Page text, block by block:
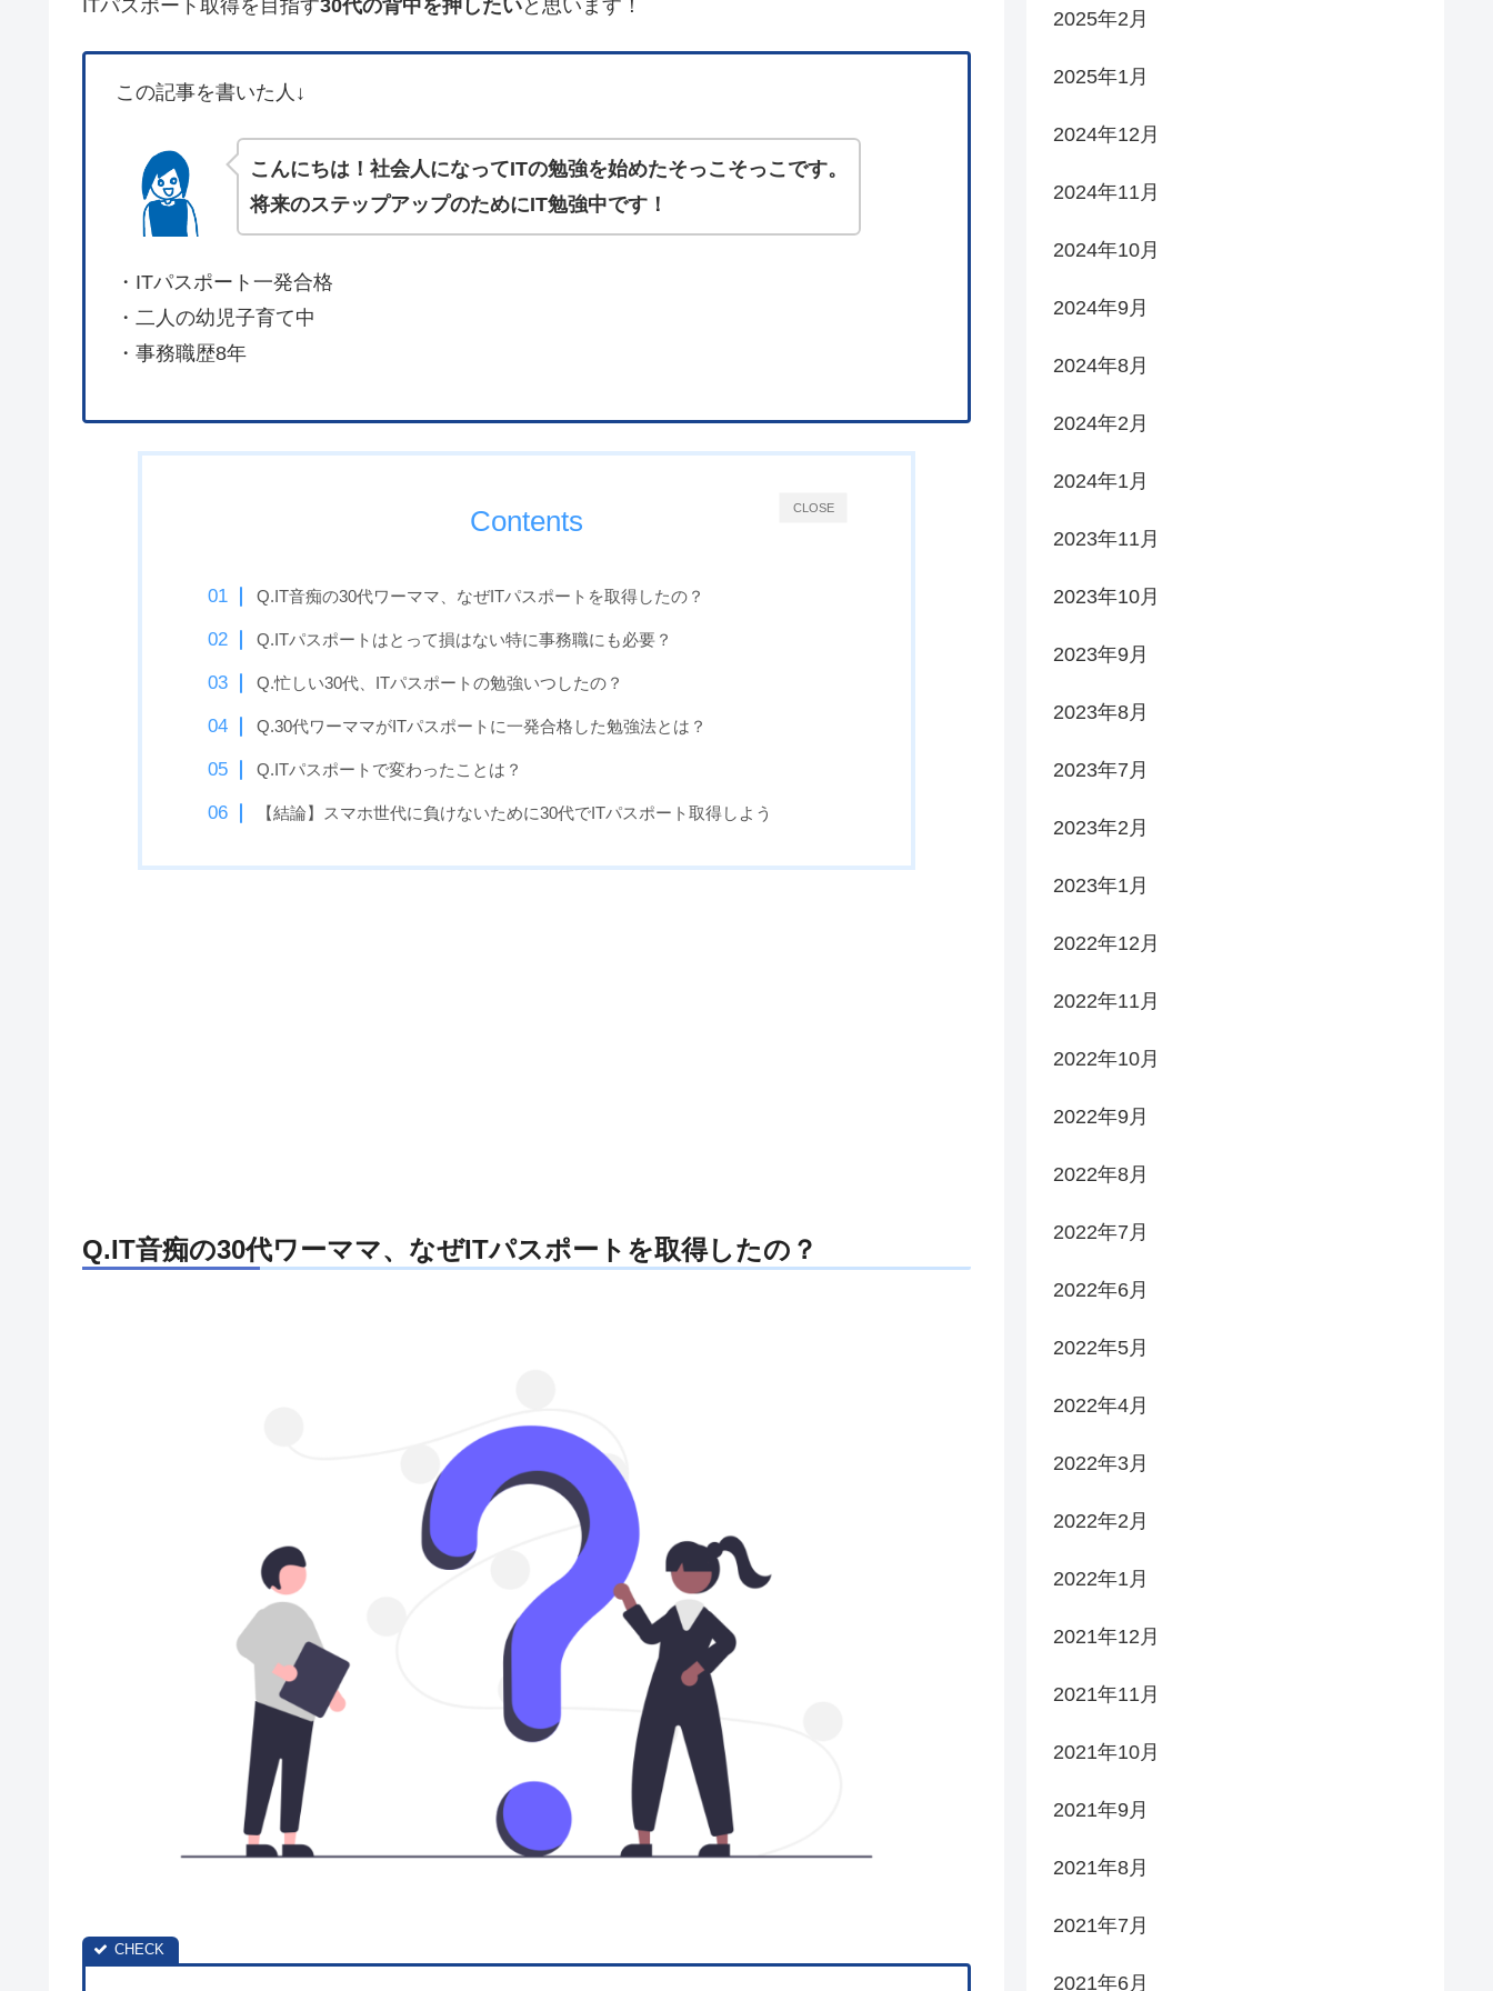
ITパスポート取得を目指す30代の背中を押したいと思います！
この記事を書いた人↓
こんにちは！社会人になってITの勉強を始めたそっこそっこです。
将来のステップアップのためにIT勉強中です！
・ITパスポート一発合格
・二人の幼児子育て中
・事務職歴8年
CLOSE
Contents
Q.IT音痴の30代ワーママ、なぜITパスポートを取得したの？
Q.ITパスポートはとって損はない特に事務職にも必要？
Q.忙しい30代、ITパスポートの勉強いつしたの？
Q.30代ワーママがITパスポートに一発合格した勉強法とは？
Q.ITパスポートで変わったことは？
【結論】スマホ世代に負けないために30代でITパスポート取得しよう
Q.IT音痴の30代ワーママ、なぜITパスポートを取得したの？
2025年2月
2025年1月
2024年12月
2024年11月
2024年10月
2024年9月
2024年8月
2024年2月
2024年1月
2023年11月
2023年10月
2023年9月
2023年8月
2023年7月
2023年2月
2023年1月
2022年12月
2022年11月
2022年10月
2022年9月
2022年8月
2022年7月
2022年6月
2022年5月
2022年4月
2022年3月
2022年2月
2022年1月
2021年12月
2021年11月
2021年10月
2021年9月
2021年8月
2021年7月
2021年6月